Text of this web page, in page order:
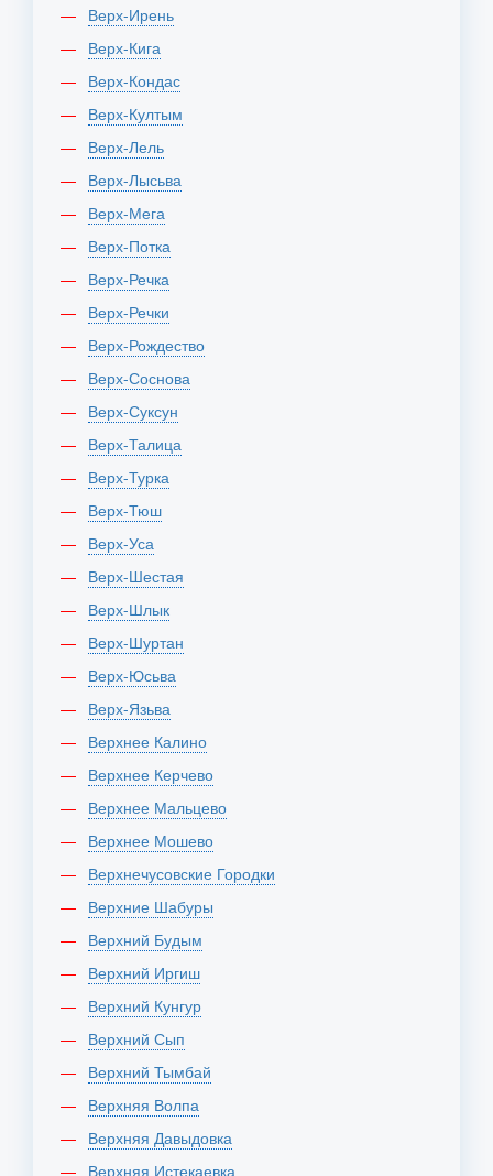
Верх-Ирень
Верх-Кига
Верх-Кондас
Верх-Култым
Верх-Лель
Верх-Лысьва
Верх-Мега
Верх-Потка
Верх-Речка
Верх-Речки
Верх-Рождество
Верх-Соснова
Верх-Суксун
Верх-Талица
Верх-Турка
Верх-Тюш
Верх-Уса
Верх-Шестая
Верх-Шлык
Верх-Шуртан
Верх-Юсьва
Верх-Язьва
Верхнее Калино
Верхнее Керчево
Верхнее Мальцево
Верхнее Мошево
Верхнечусовские Городки
Верхние Шабуры
Верхний Будым
Верхний Иргиш
Верхний Кунгур
Верхний Сып
Верхний Тымбай
Верхняя Волпа
Верхняя Давыдовка
Верхняя Истекаевка